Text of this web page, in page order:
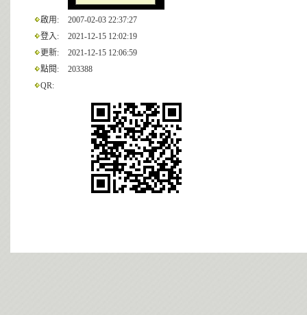
啟用:
2007-02-03 22:37:27
登入:
2021-12-15 12:02:19
更新:
2021-12-15 12:06:59
點閱:
203388
QR: